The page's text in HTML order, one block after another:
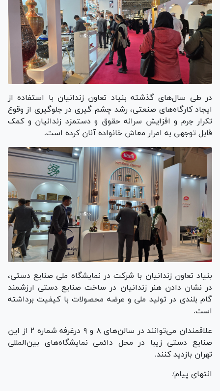
در طی سال‌های گذشته بنیاد تعاون زندانیان با استفاده از
ایجاد کارگاه‌های صنعتی، رشد چشم گیری در جلوگیری از وقوع
تکرار جرم و افزایش سرانه حقوق و دستمزد زندانیان و کمک
قابل توجهی به امرار معاش خانواده آنان کرده است.
بنیاد تعاون زندانیان با شرکت در نمایشگاه ملی صنایع دستی،
در نشان دادن هنر زندانیان در ساخت صنایع دستی ارزشمند
گام بلندی در تولید ملی و عرضه محصولات با کیفیت برداشته
است.
علاقمندان می‌توانند در سالن‌های ۸ و ۹ درغرفه شماره ۲ از این
صنایع دستی زیبا در محل دائمی نمایشگاه‌های بین‌المللی
تهران بازدید کنند.
انتهای پیام/